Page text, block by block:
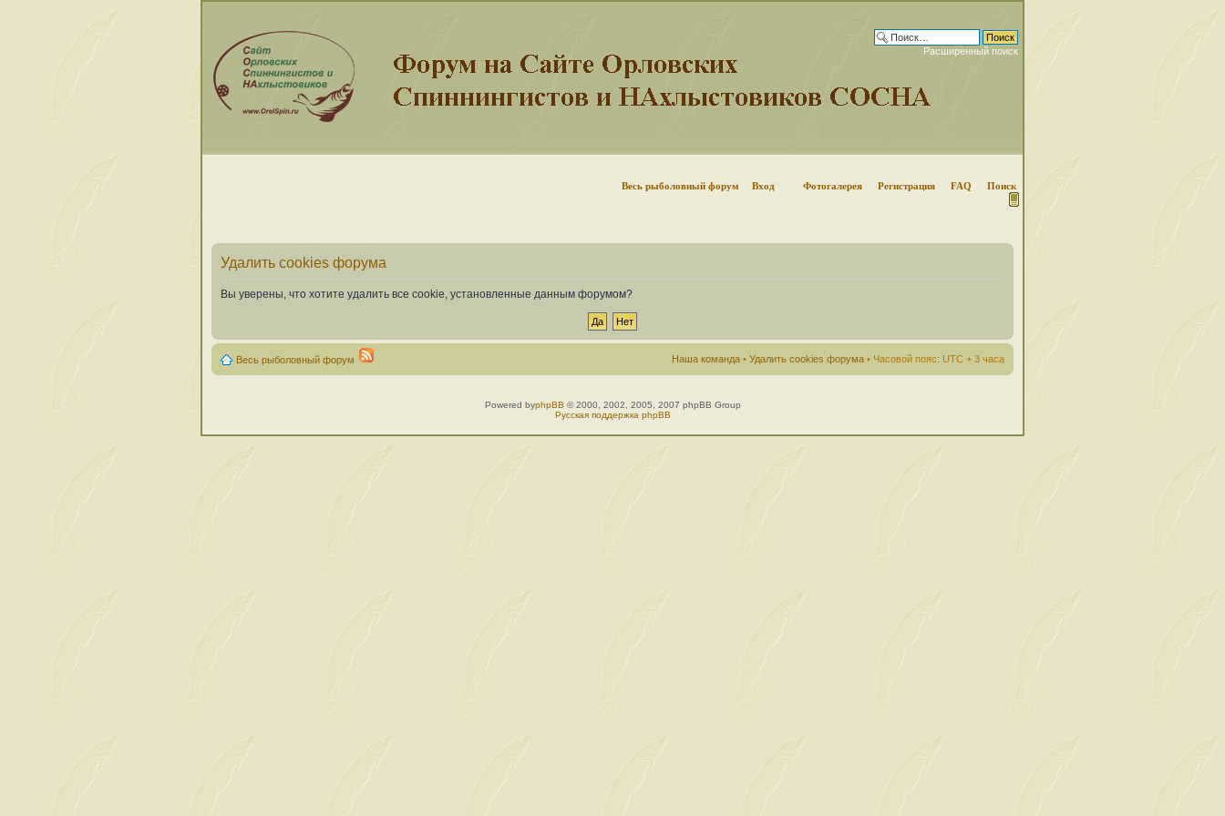
Расширенный поиск
Весь рыболовный форум Вход Фотогалерея Регистрация FAQ Поиск
Удалить cookies форума
Вы уверены, что хотите удалить все cookie, установленные данным форумом?
Весь рыболовный форум Наша команда • Удалить cookies форума • Часовой пояс: UTC + 3 часа
Powered byphpBB © 2000, 2002, 2005, 2007 phpBB Group
Русская поддержка phpBB